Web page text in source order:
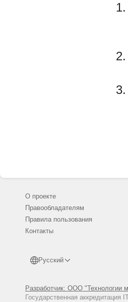
О проекте
Правообладателям
Правила пользования
Контакты
Русский
Разработчик: ООО "Технологии
Государственная